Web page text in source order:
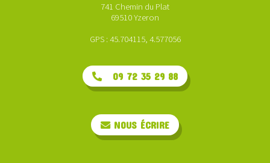
741 Chemin du Plat
69510 Yzeron
GPS : 45.704115, 4.577056
09 72 35 29 88
NOUS ÉCRIRE